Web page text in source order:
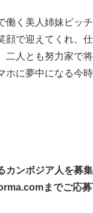
働く美人姉妹ピッ
顔で迎えてくれ、
二人とも努力家で
ホに夢中になる今
カンボジア人を募
までご応募